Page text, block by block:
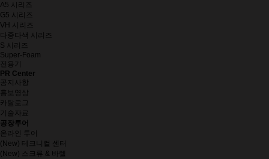
A5 시리즈
G5 시리즈
VH 시리즈
다중다색 시리즈
S 시리즈
Super-Foam
전용기
PR Center
공지사항
홍보영상
카탈로그
기술자료
공장투어
온라인 투어
(New) 테크니컬 센터
(New) 스크류 & 바렐